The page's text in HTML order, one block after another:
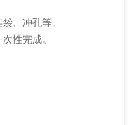
、冲孔等。
性完成。